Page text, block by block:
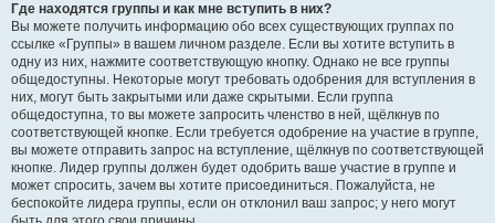
Где находятся группы и как мне вступить в них?
Вы можете получить информацию обо всех существующих группах по
ссылке «Группы» в вашем личном разделе. Если вы хотите вступить в
одну из них, нажмите соответствующую кнопку. Однако не все группы
общедоступны. Некоторые могут требовать одобрения для вступления в
них, могут быть закрытыми или даже скрытыми. Если группа
общедоступна, то вы можете запросить членство в ней, щёлкнув по
соответствующей кнопке. Если требуется одобрение на участие в группе,
вы можете отправить запрос на вступление, щёлкнув по соответствующей
кнопке. Лидер группы должен будет одобрить ваше участие в группе и
может спросить, зачем вы хотите присоединиться. Пожалуйста, не
беспокойте лидера группы, если он отклонил ваш запрос; у него могут